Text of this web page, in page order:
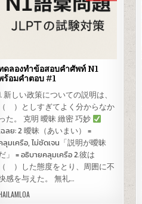
Posted
in
ดลองทำข้อสอบคำศัพท์ N1
ร้อมคำตอบ #1
新しい政策についての説明は、
（ ）としすぎてよく分からなか
った。 克明 曖昧 緻密 巧妙
ฉลย: 2 曖昧（あいまい） =
ลุมเครือ, ไม่ชัดเจน「説明が曖昧
」 = อธิบายคลุมเครือ 2.彼は
（ ）した態度をとり、周囲に不
感を与えた。 無礼…